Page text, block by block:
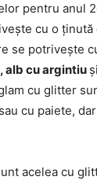
pentru anul
cu o ținută
se potrivește
alb cu argintiu
cu glitter
cu paiete,
acelea cu